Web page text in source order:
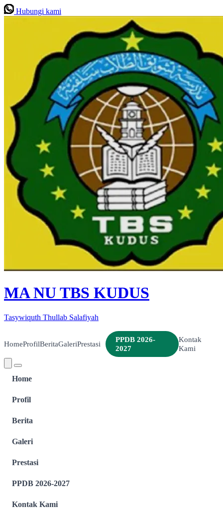
Hubungi kami
MA NU TBS KUDUS
Tasywiquth Thullab Salafiyah
HomeProfilBeritaGaleriPrestasi
PPDB 2026-
2027
Kontak
Kami
Home
Profil
Berita
Galeri
Prestasi
PPDB 2026-2027
Kontak Kami